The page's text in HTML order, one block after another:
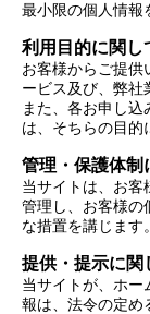
最小限の個人情報
利用目的に関し
お客様からご提供
ービス及び、弊社
また、各お申し込
は、そちらの目的
管理・保護体制
当サイトは、お客
管理し、お客様の
な措置を講じます。
提供・提示に関
当サイトが、ホー
報は、法令の定め